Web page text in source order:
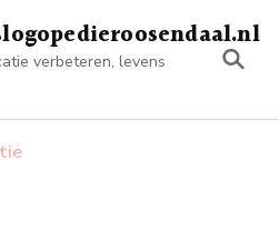
verbeteren, levens